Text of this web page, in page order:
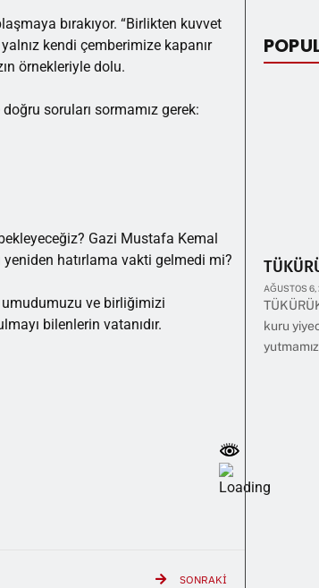
bırakıyor. “Birlikten kuvvet
kendi çemberimize kapanır
örnekleriyle dolu.
soruları sormamız gerek:
Gazi Mustafa Kemal
yeniden hatırlama vakti gelmedi mi?
ve birliğimizi
bilenlerin vatanıdır.
SONRAKI
AĞUSTOS
kuru